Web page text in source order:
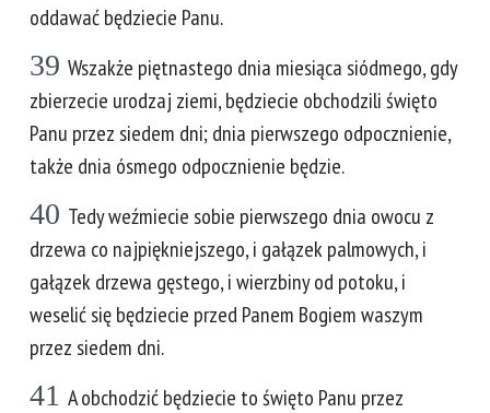
oddawać będziecie Panu.
39 Wszakże piętnastego dnia miesiąca siódmego, gdy
zbierzecie urodzaj ziemi, będziecie obchodzili święto
Panu przez siedem dni; dnia pierwszego odpocznienie,
także dnia ósmego odpocznienie będzie.
40 Tedy weźmiecie sobie pierwszego dnia owocu z
drzewa co najpiękniejszego, i gałązek palmowych, i
gałązek drzewa gęstego, i wierzbiny od potoku, i
weselić się będziecie przed Panem Bogiem waszym
przez siedem dni.
41 A obchodzić będziecie to święto Panu przez